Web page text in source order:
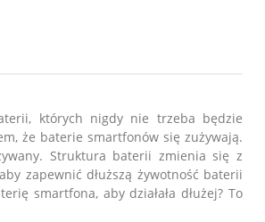
których nigdy nie trzeba będzie
że baterie smartfonów się zużywają.
Struktura baterii zmienia się z
zapewnić dłuższą żywotność baterii
smartfona, aby działała dłużej? To